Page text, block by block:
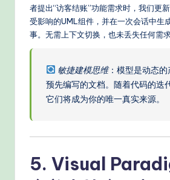
者提出“访客结账”功能需求时，我们更
受影响的UML组件，并在一次会话中生
事。无需上下文切换，也未丢失任何
敏捷建模思维：模型是动态
预先编写的文档。随着代码的迭
它们将成为你的唯一真实来源。
5. Visual